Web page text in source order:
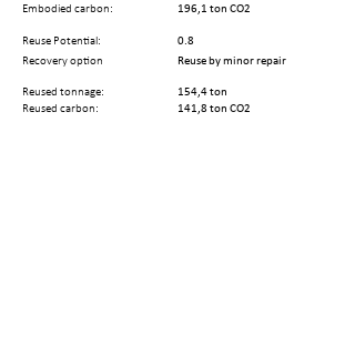
Embodied carbon:
196,1 ton CO2
Reuse Potential:
0.8
Recovery option
Reuse by minor repair
Reused tonnage:
154,4 ton
Reused carbon:
141,8 ton CO2